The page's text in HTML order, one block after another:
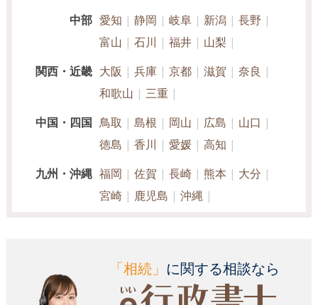
中部 愛知 静岡 岐阜 新潟
長野
富山
石川 福井
山梨
関西・近畿 大阪 兵庫 京都 滋賀
奈良
和歌山
三重
中国・四国 鳥取 島根 岡山 広島
山口
徳島
香川 愛媛
高知
九州・沖縄 福岡 佐賀 長崎 熊本
大分
宮崎
鹿児島 沖縄
「相続」 に関する相談なら